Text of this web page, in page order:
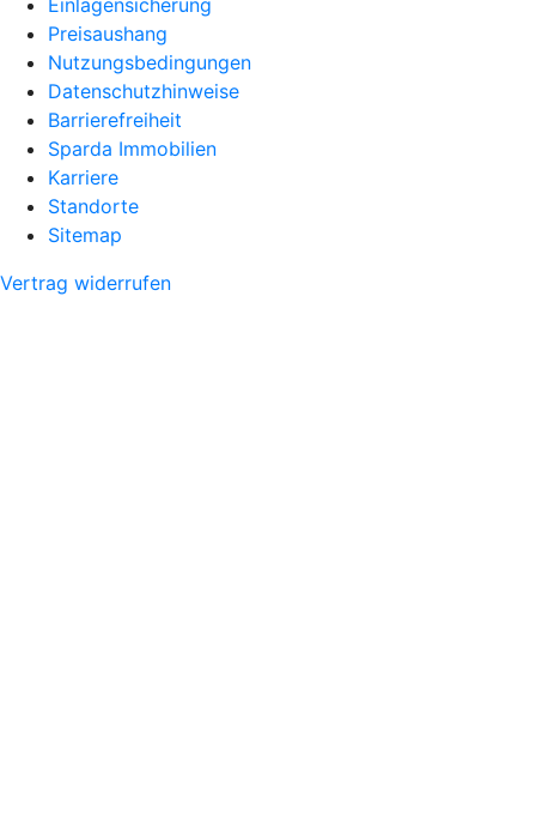
Einlagensicherung
Preisaushang
Nutzungsbedingungen
Datenschutzhinweise
Barrierefreiheit
Sparda Immobilien
Karriere
Standorte
Sitemap
Vertrag widerrufen